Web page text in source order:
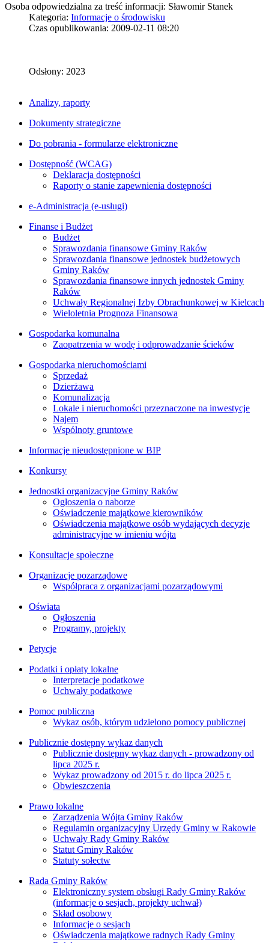
Osoba odpowiedzialna za treść informacji: Sławomir Stanek
Kategoria: Informacje o środowisku
Czas opublikowania: 2009-02-11 08:20
Odsłony: 2023
Analizy, raporty
Dokumenty strategiczne
Do pobrania - formularze elektroniczne
Dostępność (WCAG)
Deklaracja dostępności
Raporty o stanie zapewnienia dostępności
e-Administracja (e-usługi)
Finanse i Budżet
Budżet
Sprawozdania finansowe Gminy Raków
Sprawozdania finansowe jednostek budżetowych
Gminy Raków
Sprawozdania finansowe innych jednostek Gminy
Raków
Uchwały Regionalnej Izby Obrachunkowej w Kielcach
Wieloletnia Prognoza Finansowa
Gospodarka komunalna
Zaopatrzenia w wodę i odprowadzanie ścieków
Gospodarka nieruchomościami
Sprzedaż
Dzierżawa
Komunalizacja
Lokale i nieruchomości przeznaczone na inwestycje
Najem
Wspólnoty gruntowe
Informacje nieudostępnione w BIP
Konkursy
Jednostki organizacyjne Gminy Raków
Ogłoszenia o naborze
Oświadczenie majątkowe kierowników
Oświadczenia majątkowe osób wydających decyzje
administracyjne w imieniu wójta
Konsultacje społeczne
Organizacje pozarządowe
Współpraca z organizacjami pozarządowymi
Oświata
Ogłoszenia
Programy, projekty
Petycje
Podatki i opłaty lokalne
Interpretacje podatkowe
Uchwały podatkowe
Pomoc publiczna
Wykaz osób, którym udzielono pomocy publicznej
Publicznie dostępny wykaz danych
Publicznie dostępny wykaz danych - prowadzony od
lipca 2025 r.
Wykaz prowadzony od 2015 r. do lipca 2025 r.
Obwieszczenia
Prawo lokalne
Zarządzenia Wójta Gminy Raków
Regulamin organizacyjny Urzędy Gminy w Rakowie
Uchwały Rady Gminy Raków
Statut Gminy Raków
Statuty sołectw
Rada Gminy Raków
Elektroniczny system obsługi Rady Gminy Raków
(informacje o sesjach, projekty uchwał)
Skład osobowy
Informacje o sesjach
Oświadczenia majątkowe radnych Rady Gminy